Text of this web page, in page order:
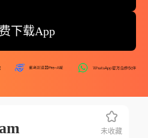
下载App
未收藏